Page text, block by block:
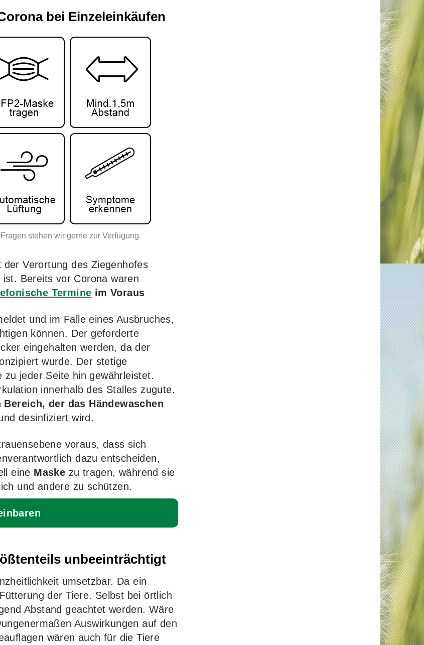
bei Einzeleinkäufen
stehen wir gerne zur Verfügung.
der Verortung des Ziegenhofes
Bereits vor Corona waren
Termine im Voraus
und im Falle eines Ausbruches,
können. Der geforderte
eingehalten werden, da der
wurde. Der stetige
jeder Seite hin gewährleistet.
innerhalb des Stalles zugute.
Bereich, der das Händewaschen
desinfiziert wird.
voraus, dass sich
dazu entscheiden,
eine Maske zu tragen, während sie
und andere zu schützen.
unbeeinträchtigt
umsetzbar. Da ein
der Tiere. Selbst bei örtlich
Abstand geachtet werden. Wäre
Auswirkungen auf den
wären auch für die Tiere